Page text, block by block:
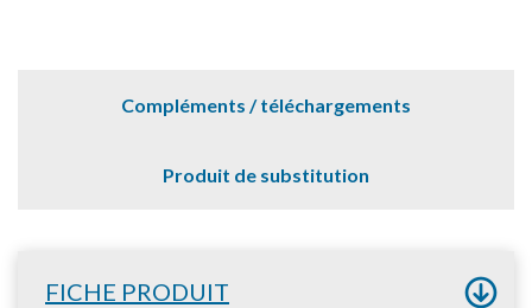
Compléments / téléchargements
Produit de substitution
FICHE PRODUIT